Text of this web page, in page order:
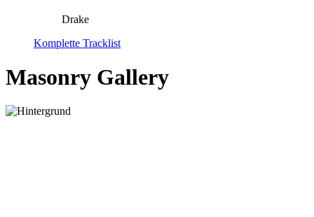
Drake
Komplette Tracklist
Masonry Gallery